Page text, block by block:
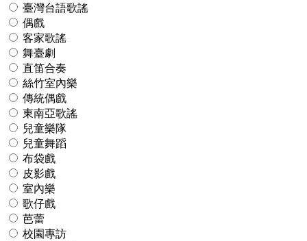
臺灣台語歌謠
偶戲
客家歌謠
舞臺劇
直笛合奏
絲竹室內樂
傳統偶戲
東南亞歌謠
兒童樂隊
兒童舞蹈
布袋戲
皮影戲
室內樂
歌仔戲
芭蕾
校園專訪